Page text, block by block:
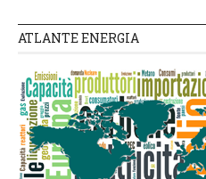
ATLANTE ENERGIA